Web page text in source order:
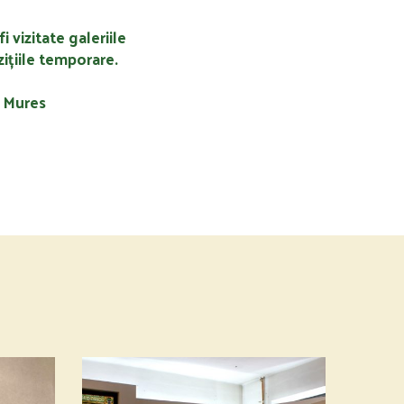
vizitate galeriile
temporare.